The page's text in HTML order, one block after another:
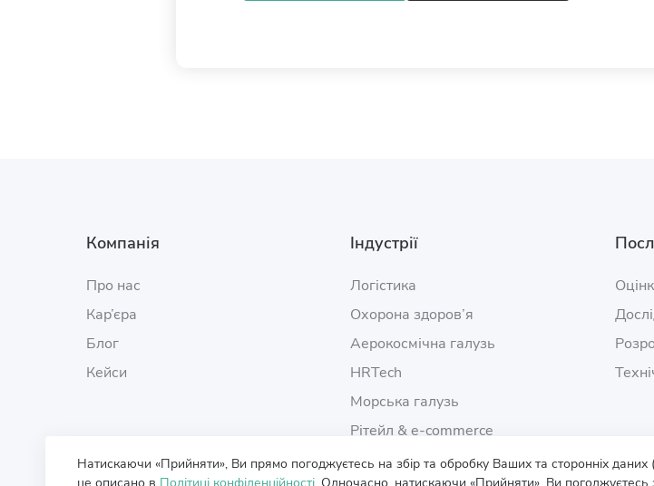
Натискаючи «Прийняти», Ви прямо погоджуєтесь на збір та обробку Ваших та сторонніх даних
Компанія
Про нас
Кар’єра
Блог
Кейси
Індустрії
Логістика
Охорона здоров’я
Аерокосмічна галузь
HRTech
Морська галузь
Рітейл & e‑commerce